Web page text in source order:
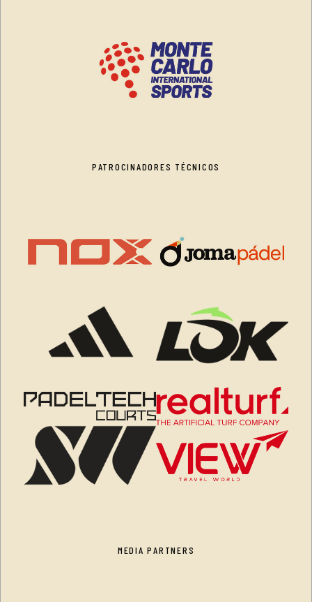
PATROCINADORES TÉCNICOS
MEDIA PARTNERS